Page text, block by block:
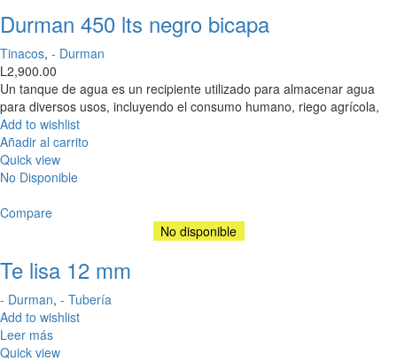
Durman 450 lts negro bicapa
Tinacos, - Durman
L2,900.00
Un tanque de agua es un recipiente utilizado para almacenar agua
para diversos usos, incluyendo el consumo humano, riego agrícola,
Add to wishlist
Añadir al carrito
Quick view
No Disponible
Compare
No disponible
Te lisa 12 mm
- Durman, - Tubería
Add to wishlist
Leer más
Quick view